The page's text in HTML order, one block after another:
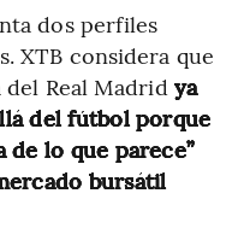
dos perfiles
XTB considera que
Real Madrid ya
del fútbol porque
de lo que parece”
bursátil